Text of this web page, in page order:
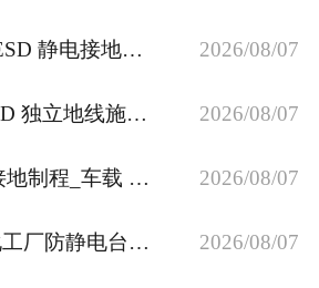
ISO 10605 车载 ESD 静电接地制程专家_专业防静电接地工程服务商 2026/08/07
岩石地带工厂 ESD 独立地线施工方法｜深井接地实操方案 2026/08/07
ISO 10605 静电接地制程_车载 ESD 防护施工 2026/08/07
湛江+茂名沿海化工厂防静电台垫工程_执行HG/T 3092-2011防静电胶板行业国标 2026/08/07